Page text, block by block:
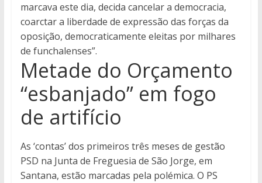
marcava este dia, decida cancelar a democracia,
coarctar a liberdade de expressão das forças da
oposição, democraticamente eleitas por milhares
de funchalenses”.
Metade do Orçamento
“esbanjado” em fogo
de artifício
As ‘contas’ dos primeiros três meses de gestão
PSD na Junta de Freguesia de São Jorge, em
Santana, estão marcadas pela polémica. O PS